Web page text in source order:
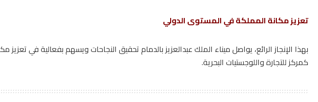
تعزيز مكانة المملكة في المستوى الدولي
بهذا الإنجاز الرائع، يواصل ميناء الملك عبدالعزيز بالدمام تحقيق النجاحات ويسهم بفعالية في
كمركز للتجارة واللوجستيات البحرية.